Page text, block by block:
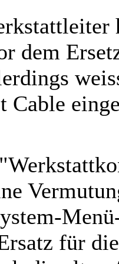
dem
Cable
für